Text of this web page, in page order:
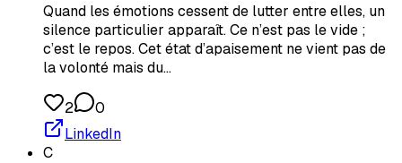
Quand les émotions cessent de lutter entre elles, un
silence particulier apparaît. Ce n’est pas le vide ;
c’est le repos. Cet état d’apaisement ne vient pas de
la volonté mais du…
2
0
LinkedIn
C